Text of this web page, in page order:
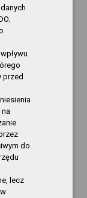
Reagowania
– Tomasz
Kida
–
przed
do
lecz